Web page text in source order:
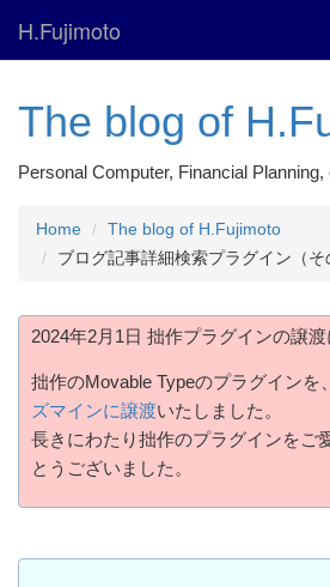
H.Fujimoto
The blog of
Personal Computer, Financial Planning,
Home
The blog of H.Fujimoto
ブログ記事詳細検索プラグイン（そ
2024年2月1日 拙作プラグインの譲渡
拙作のMovable Typeのプラグインを、
ズマインに譲渡いたしました。
長きにわたり拙作のプラグインをご
とうございました。